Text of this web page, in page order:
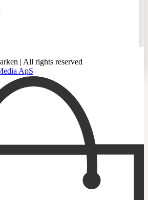
| All rights reserved
ApS